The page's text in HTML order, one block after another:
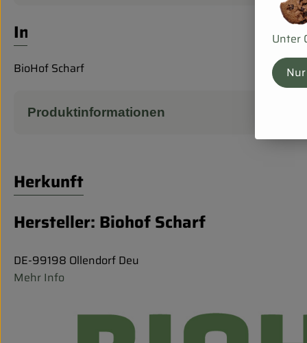
Info
BioHof Scharf
Produktinformationen
Herkunft
Hersteller: Biohof Scharf
DE-99198 Ollendorf Deu
Mehr Info
Unter